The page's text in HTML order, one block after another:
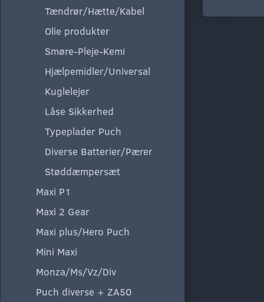
Tændrør/Hætte/Kabel
Olie produkter
Smøre-Pleje-Kemi
Hjælpemidler/Universal
Kuglelejer
Låse Sikkerhed
Typeplader Puch
Diverse Batterier/Pærer
Støddæmpersæt
Maxi P1
Maxi 2 Gear
Maxi plus/Hero Puch
Mini Maxi
Monza/Ms/Vz/Div
Puch diverse + ZA50